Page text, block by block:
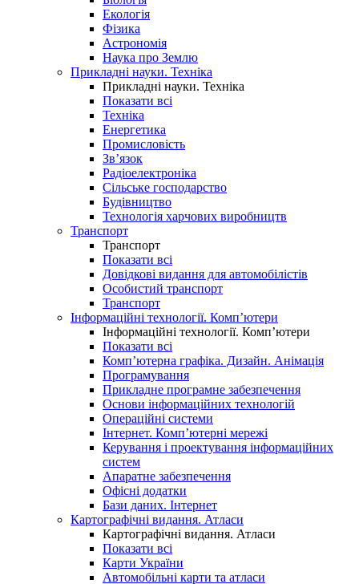
Екологія
Фізика
Астрономія
Наука про Землю
Прикладні науки. Техніка
Прикладні науки. Техніка
Показати всі
Техніка
Енергетика
Промисловість
Зв’язок
Радіоелектроніка
Сільське господарство
Будівництво
Технологія харчових виробництв
Транспорт
Транспорт
Показати всі
Довідкові видання для автомобілістів
Особистий транспорт
Транспорт
Інформаційні технології. Комп’ютери
Інформаційні технології. Комп’ютери
Показати всі
Комп’ютерна графіка. Дизайн. Анімація
Програмування
Прикладне програмне забезпечення
Основи інформаційних технологій
Операційні системи
Інтернет. Комп’ютерні мережі
Керування і проектування інформаційних
систем
Апаратне забезпечення
Офісні додатки
Бази даних. Інтернет
Картографічні видання. Атласи
Картографічні видання. Атласи
Показати всі
Карти України
Автомобільні карти та атласи